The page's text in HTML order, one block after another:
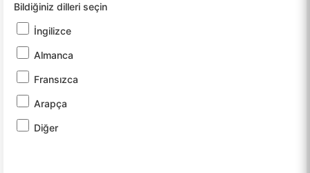
Bildiğiniz dilleri seçin
İngilizce
Almanca
Fransızca
Arapça
Diğer